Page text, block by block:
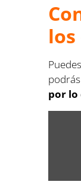
por lo